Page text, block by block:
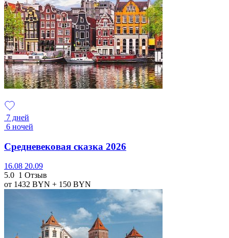
7 дней
6 ночей
Средневековая сказка 2026
16.08 20.09
5.0 1 Отзыв
от 1432 BYN + 150 BYN